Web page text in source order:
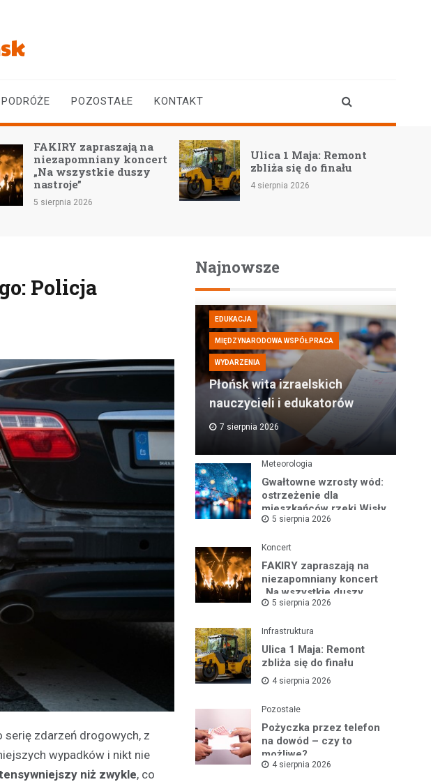
PODRÓŻE POZOSTAŁE KONTAKT
zapraszają na
koncert
wszystkie duszy
2026
Ulica 1 Maja: Remont
zbliża się do finału
4 sierpnia 2026
Policja
zdarzeń drogowych, z
wypadków i nikt nie
niż zwykle, co
Najnowsze
EDUKACJA
MIĘDZYNARODOWA WSPÓŁPRACA
WYDARZENIA
Płońsk wita izraelskich
nauczycieli i edukatorów
7 sierpnia 2026
Meteorologia
Gwałtowne wzrosty wód:
ostrzeżenie dla
mieszkańców rzeki Wisły
i okolic
5 sierpnia 2026
Koncert
FAKIRY zapraszają na
niezapomniany koncert
„Na wszystkie duszy
nastroje”
5 sierpnia 2026
Infrastruktura
Ulica 1 Maja: Remont
zbliża się do finału
4 sierpnia 2026
Pozostałe
Pożyczka przez telefon
na dowód – czy to
możliwe?
4 sierpnia 2026